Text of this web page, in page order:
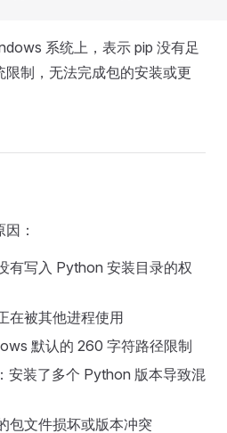
系统上，表示 pip 没有足
制，无法完成包的安装或更
：
有写入 Python 安装目录的权
在被其他进程使用
默认的 260 字符路径限制
：安装了多个 Python 版本导致混
包文件损坏或版本冲突